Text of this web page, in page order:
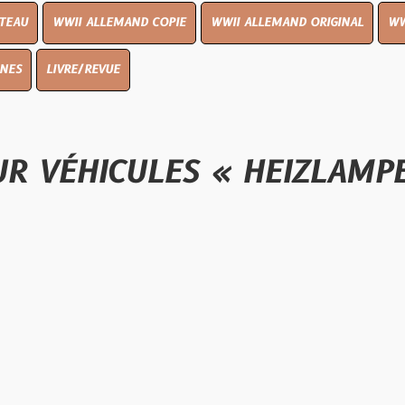
ALLEMAND COPIE WWII ALLEMAND ORIGINAL WWII UK
« HEIZLAMPE